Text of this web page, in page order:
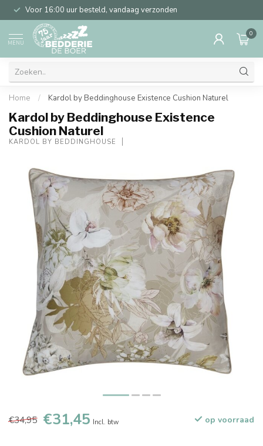
Voor 16:00 uur besteld, vandaag verzonden
MENU
0
Home / Kardol by Beddinghouse Existence Cushion Naturel
Kardol by Beddinghouse Existence
Cushion Naturel
KARDOL BY BEDDINGHOUSE
€34,95 €31,45 Incl. btw op voorraad